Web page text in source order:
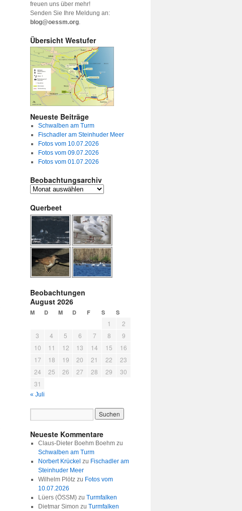
freuen uns über mehr!
Senden Sie Ihre Meldung an:
blog@oessm.org.
Übersicht Westufer
Neueste Beiträge
Schwalben am Turm
Fischadler am Steinhuder Meer
Fotos vom 10.07.2026
Fotos vom 09.07.2026
Fotos vom 01.07.2026
Beobachtungsarchiv
Querbeet
Beobachtungen
August 2026
M D M D F S S
1
2
3
4 5 6 7 8
9
10
11 12 13 14 15
16
17
18 19 20 21 22
23
24
25 26 27 28 29
30
31
« Juli
Neueste Kommentare
Claus-Dieter Boehm Boehmzu
Schwalben am Turm
Norbert Krückel zu Fischadler am
Steinhuder Meer
Wilhelm Plötzzu Fotos vom
10.07.2026
Lüers (ÖSSM)zu Turmfalken
Dietmar Simon zu Turmfalken